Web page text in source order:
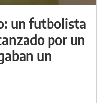
un futbolista
por un
un